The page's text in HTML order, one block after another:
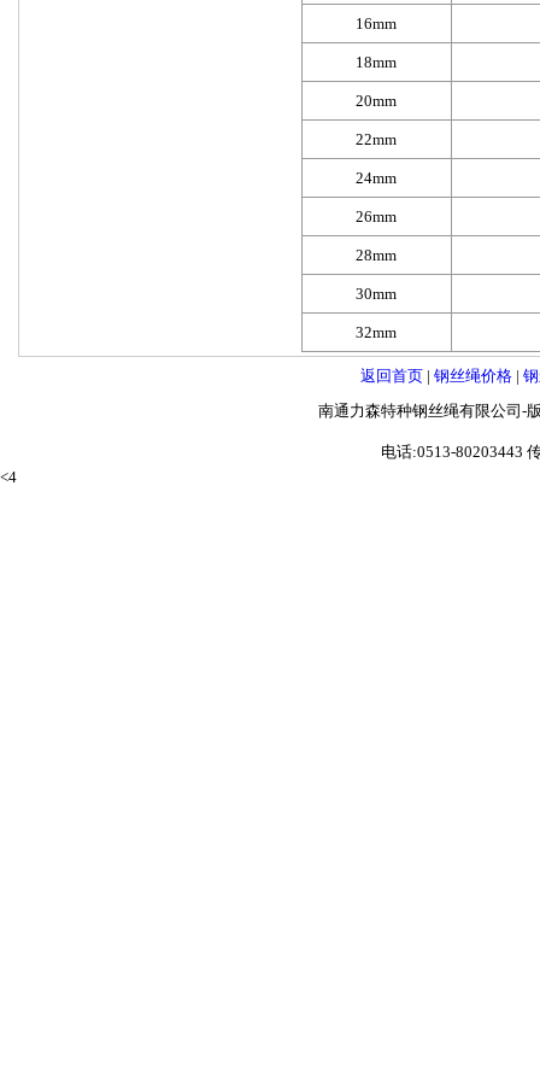
16mm
18mm
20mm
22mm
24mm
26mm
28mm
30mm
32mm
返回首页| 钢丝绳价格|
南通力森特种钢丝绳有限公司-
电话:0513-80203443
<4